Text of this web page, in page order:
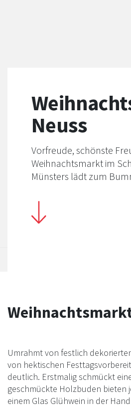
Neuss
Vorfreude, schönste
Weihnachtsmarkt im
Münsters lädt zum
Umrahmt von festlich
von hektischen
deutlich. Erstmalig schmückt
geschmückte Holzbuden bieten
einem Glas Glühwein in der